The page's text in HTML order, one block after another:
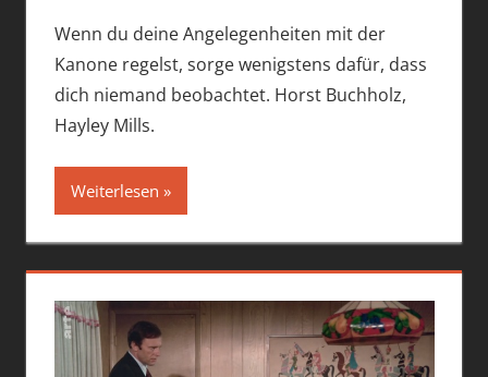
Wenn du deine Angelegenheiten mit der
Kanone regelst, sorge wenigstens dafür, dass
dich niemand beobachtet. Horst Buchholz,
Hayley Mills.
Weiterlesen